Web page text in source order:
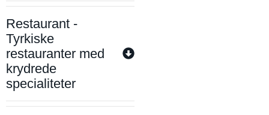
Restaurant -
Tyrkiske
restauranter med
krydrede
specialiteter